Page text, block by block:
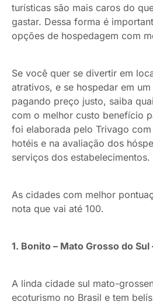
turísticas são mais caros do
gastar. Dessa forma é
opções de hospedagem com
Se você quer se divertir em
atrativos, e se hospedar em
pagando preço justo, saiba
com o melhor custo benefício
foi elaborada pelo Trivago
hotéis e na avaliação dos
serviços dos estabelecimentos.
As cidades com melhor
nota que vai até 100.
1. Bonito – Mato Grosso do
A linda cidade sul mato-
ecoturismo no Brasil e tem